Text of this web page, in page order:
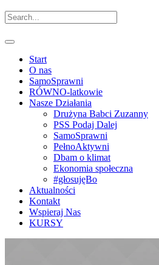
Start
O nas
SamoSprawni
RÓWNO-latkowie
Nasze Działania
Drużyna Babci Zuzanny
PSS Podaj Dalej
SamoSprawni
PełnoAktywni
Dbam o klimat
Ekonomia społeczna
#głosujęBo
Aktualności
Kontakt
Wspieraj Nas
KURSY